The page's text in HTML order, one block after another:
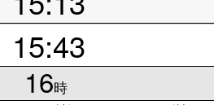
15:43
16時